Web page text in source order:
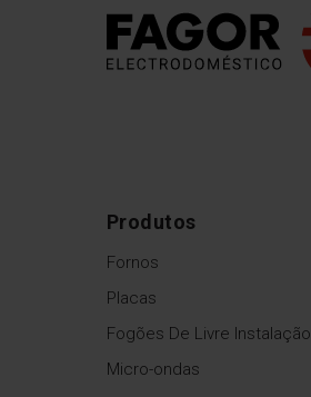
Produtos
Fornos
Placas
Fogões De Livre Instalação
Micro-ondas